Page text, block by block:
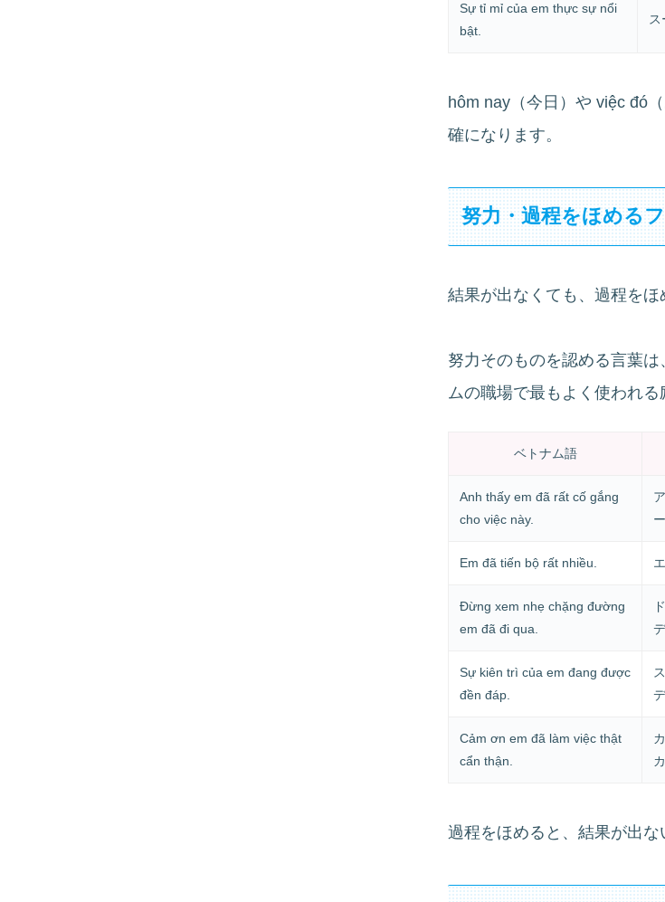
Sự tỉ mỉ của em thực sự nổi
bật.
hôm nay（今日）や việc đó
確になります。
努力・過程をほめる
結果が出なくても、過程をほ
努力そのものを認める言葉
ムの職場で最もよく使われる
ベトナム語
Anh thấy em đã rất cố gắng
cho việc này.
Em đã tiến bộ rất nhiều.
Đừng xem nhẹ chặng đường
em đã đi qua.
Sự kiên trì của em đang được
đền đáp.
Cảm ơn em đã làm việc thật
cẩn thận.
過程をほめると、結果が出な